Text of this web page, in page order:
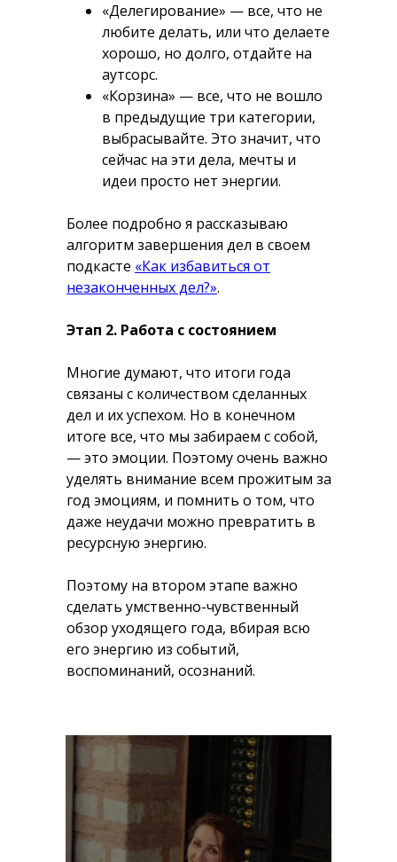
«Делегирование» — все, что не
любите делать, или что делаете
хорошо, но долго, отдайте на
аутсорс.
«Корзина» — все, что не вошло
в предыдущие три категории,
выбрасывайте. Это значит, что
сейчас на эти дела, мечты и
идеи просто нет энергии.
Более подробно я рассказываю
алгоритм завершения дел в своем
подкасте «Как избавиться от
незаконченных дел?».
Этап 2. Работа с состоянием
Многие думают, что итоги года
связаны с количеством сделанных
дел и их успехом. Но в конечном
итоге все, что мы забираем с собой,
— это эмоции. Поэтому очень важно
уделять внимание всем прожитым за
год эмоциям, и помнить о том, что
даже неудачи можно превратить в
ресурсную энергию.
Поэтому на втором этапе важно
сделать умственно-чувственный
обзор уходящего года, вбирая всю
его энергию из событий,
воспоминаний, осознаний.